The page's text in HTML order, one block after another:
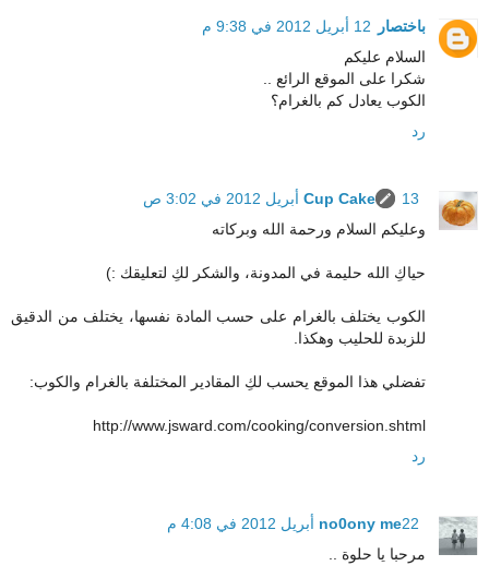
باختصار
12 أبريل 2012 في 9:38 م
السلام عليكم
شكرا على الموقع الرائع ..
الكوب يعادل كم بالغرام؟
رد
Cup Cake
13 أبريل 2012 في 3:02 ص
وعليكم السلام ورحمة الله وبركاته
حياكِ الله حليمة في المدونة، والشكر لكِ لتعليقك :)
الكوب يختلف بالغرام على حسب المادة نفسها، يختلف من الدقيق
للزبدة للحليب وهكذا.
تفضلي هذا الموقع يحسب لكِ المقادير المختلفة بالغرام والكوب:
http://www.jsward.com/cooking/conversion.shtml
رد
no0ony me22 أبريل 2012 في 4:08 م
مرحبا يا حلوة ..